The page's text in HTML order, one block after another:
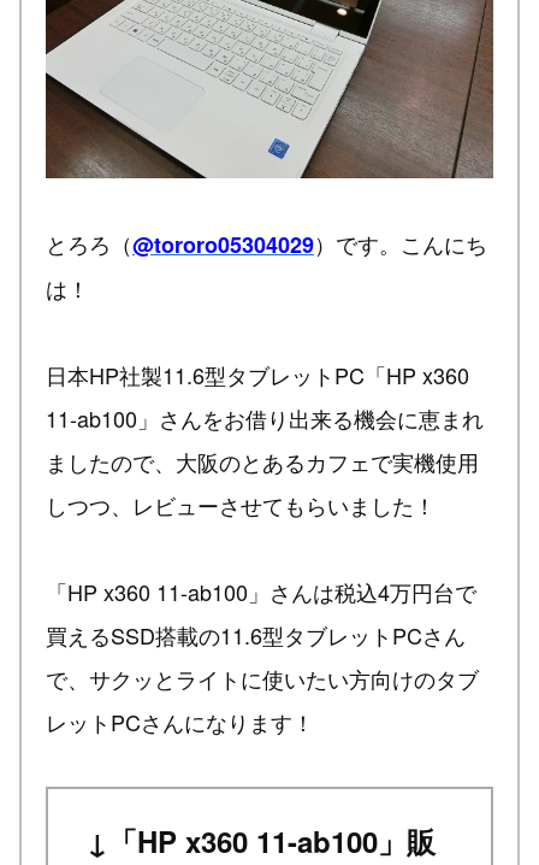
とろろ（@tororo05304029）です。こんにち
は！
日本HP社製11.6型タブレットPC「HP x360
11-ab100」さんをお借り出来る機会に恵まれ
ましたので、大阪のとあるカフェで実機使用
しつつ、レビューさせてもらいました！
「HP x360 11-ab100」さんは税込4万円台で
買えるSSD搭載の11.6型タブレットPCさん
で、サクッとライトに使いたい方向けのタブ
レットPCさんになります！
↓「HP x360 11-ab100」販